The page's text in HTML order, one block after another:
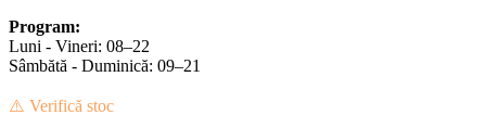
Program:
Luni - Vineri: 08–22
Sâmbătă - Duminică: 09–21
⚠️ Verifică stoc